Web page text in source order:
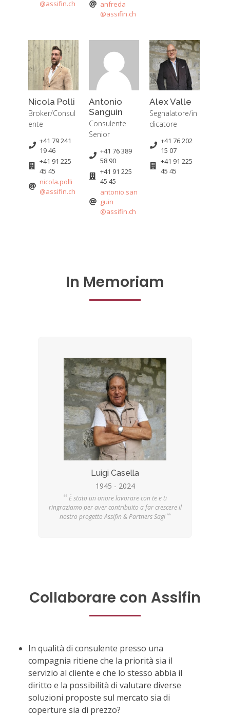
@assifin.ch
anfreda
@assifin.ch
Nicola Polli
Broker/Consul
ente
+41 79 241
19 46
+41 91 225
45 45
nicola.polli
@assifin.ch
Antonio
Sanguin
Consulente
Senior
+41 76 389
58 90
+41 91 225
45 45
antonio.san
guin
@assifin.ch
Alex Valle
Segnalatore/in
dicatore
+41 76 202
15 07
+41 91 225
45 45
In Memoriam
Luigi Casella
1945 - 2024
È stato un onore lavorare con te e ti
ringraziamo per aver contribuito a far crescere il
nostro progetto Assifin & Partners Sagl
Collaborare con Assifin
In qualità di consulente presso una
compagnia ritiene che la priorità sia il
servizio al cliente e che lo stesso abbia il
diritto e la possibilità di valutare diverse
soluzioni proposte sul mercato sia di
coperture sia di prezzo?